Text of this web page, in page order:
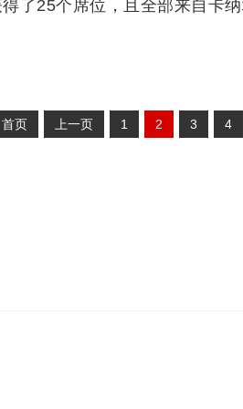
了25个席位，且全部来自卡纳
首页 上一页 1 2 3 4